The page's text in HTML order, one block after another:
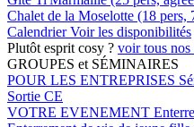
Chalet de la Moselotte (18 pers,
CalendrierVoir les disponibilités
Plutôt esprit cosy ? voir tous nos
GROUPES et SÉMINAIRES
POUR LES ENTREPRISES
Sortie CE
VOTRE EVENEMENT